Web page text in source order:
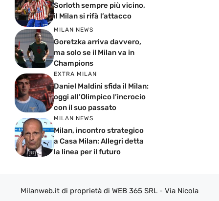
Sorloth sempre più vicino,
il Milan si rifà l’attacco
MILAN NEWS
Goretzka arriva davvero,
ma solo se il Milan va in
Champions
EXTRA MILAN
Daniel Maldini sfida il Milan:
oggi all’Olimpico l’incrocio
con il suo passato
MILAN NEWS
Milan, incontro strategico
a Casa Milan: Allegri detta
la linea per il futuro
Milanweb.it di proprietà di WEB 365 SRL - Via Nicola